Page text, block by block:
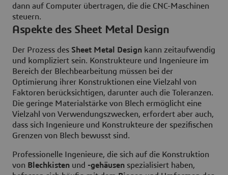
dann auf Computer übertragen, die die CNC-Maschinen
steuern.
Aspekte des Sheet Metal Design
Der Prozess des Sheet Metal Design kann zeitaufwendig
und kompliziert sein. Konstrukteure und Ingenieure im
Bereich der Blechbearbeitung müssen bei der
Optimierung ihrer Konstruktionen eine Vielzahl von
Faktoren berücksichtigen, darunter auch die Toleranzen.
Die geringe Materialstärke von Blech ermöglicht eine
Vielzahl von Verwendungszwecken, erfordert aber auch,
dass sich Ingenieure und Konstrukteure der spezifischen
Grenzen von Blech bewusst sind.
Professionelle Ingenieure, die sich auf die Konstruktion
von Blechkisten und -gehäusen spezialisiert haben,